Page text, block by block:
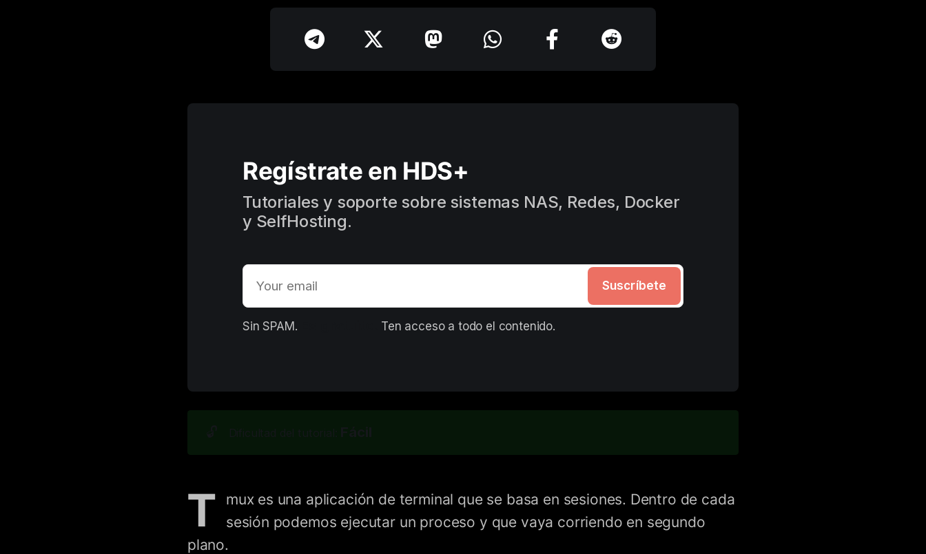
Regístrate en HDS+
Tutoriales y soporte sobre sistemas NAS, Redes, Docker
y SelfHosting.
Suscríbete
Sin SPAM. Ten acceso a todo el contenido.
T
mux es una aplicación de terminal que se basa en sesiones. Dentro de cada
sesión podemos ejecutar un proceso y que vaya corriendo en segundo
plano.